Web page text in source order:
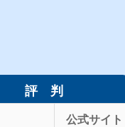
評 判
公式サイト